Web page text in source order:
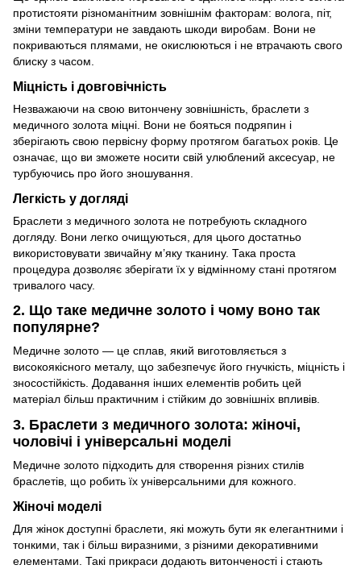
протистояти різноманітним зовнішнім факторам: волога, піт,
зміни температури не завдають шкоди виробам. Вони не
покриваються плямами, не окислюються і не втрачають свого
блиску з часом.
Міцність і довговічність
Незважаючи на свою витончену зовнішність, браслети з
медичного золота міцні. Вони не бояться подряпин і
зберігають свою первісну форму протягом багатьох років. Це
означає, що ви зможете носити свій улюблений аксесуар, не
турбуючись про його зношування.
Легкість у догляді
Браслети з медичного золота не потребують складного
догляду. Вони легко очищуються, для цього достатньо
використовувати звичайну м’яку тканину. Така проста
процедура дозволяє зберігати їх у відмінному стані протягом
тривалого часу.
2. Що таке медичне золото і чому воно так
популярне?
Медичне золото — це сплав, який виготовляється з
високоякісного металу, що забезпечує його гнучкість, міцність і
зносостійкість. Додавання інших елементів робить цей
матеріал більш практичним і стійким до зовнішніх впливів.
3. Браслети з медичного золота: жіночі,
чоловічі і універсальні моделі
Медичне золото підходить для створення різних стилів
браслетів, що робить їх універсальними для кожного.
Жіночі моделі
Для жінок доступні браслети, які можуть бути як елегантними і
тонкими, так і більш виразними, з різними декоративними
елементами. Такі прикраси додають витонченості і стають